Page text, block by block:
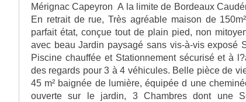
Mérignac Capeyron A la limite de Bordeaux
En retrait de rue, Très agréable maison de
parfait état, conçue tout de plain pied, non
avec beau Jardin paysagé sans vis-à-vis exposé
Piscine chauffée et Stationnement sécurisé et à
des regards pour 3 à 4 véhicules. Belle pièce de
45 m² baignée de lumière, équipée d une
ouverte sur le jardin, 3 Chambres dont une